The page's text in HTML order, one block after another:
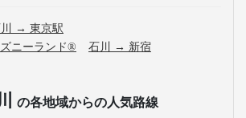
→ 東京駅
ニーランド®
石川 → 新宿
の各地域からの人気路線